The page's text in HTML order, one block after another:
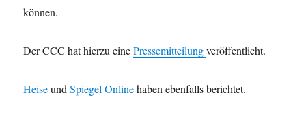
können.
Der CCC hat hierzu einePressemitteilungveröffentlicht.
HeiseundSpiegel Onlinehaben ebenfalls berichtet.